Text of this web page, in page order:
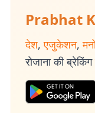
Prabhat
देश, एजुकेशन,
रोजाना की ब्रेकिंग